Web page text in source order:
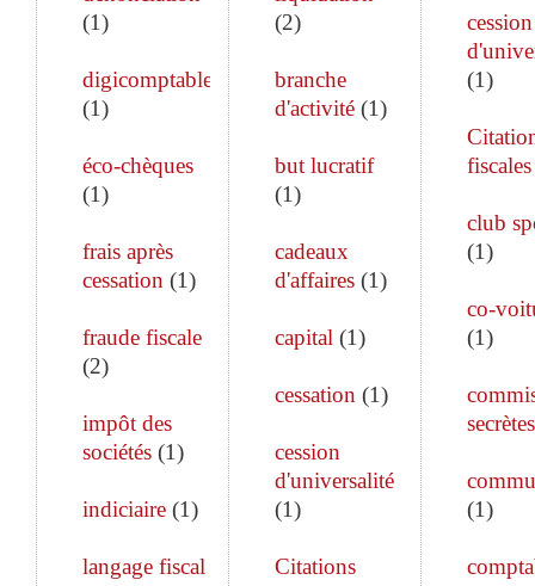
(1)
digicomptable
(1)
éco-chèques
(1)
frais après
cessation (1)
fraude fiscale
(2)
impôt des
sociétés (1)
indiciaire (1)
langage fiscal
(2)
branche
d'activité(1)
but lucratif
(1)
cadeaux
d'affaires(1)
capital (1)
cessation (1)
cession
d'universalité
(1)
Citations
cession
(1)
fiscales
club
(1)
co-
(1)
secrètes
(1)